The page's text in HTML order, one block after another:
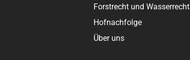
Forstrecht und Wasserrecht
Hofnachfolge
Über uns